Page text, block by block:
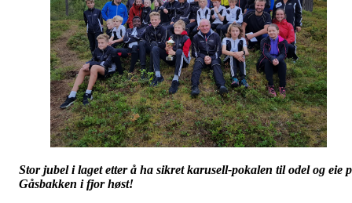
Stor jubel i laget etter å ha sikret karusell-pokalen til odel og eie
Gåsbakken i fjor høst!